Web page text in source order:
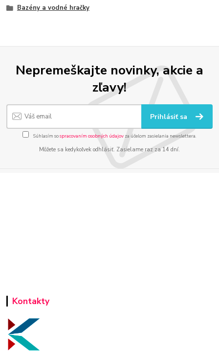
Bazény a vodné hračky
Nepremeškajte novinky, akcie a
zľavy!
Prihlásiť sa
Súhlasím sospracovaním osobných údajov za účelom zasielania newslettera.
Môžete sa kedykoľvek odhlásiť. Zasielame raz za 14 dní.
Kontakty